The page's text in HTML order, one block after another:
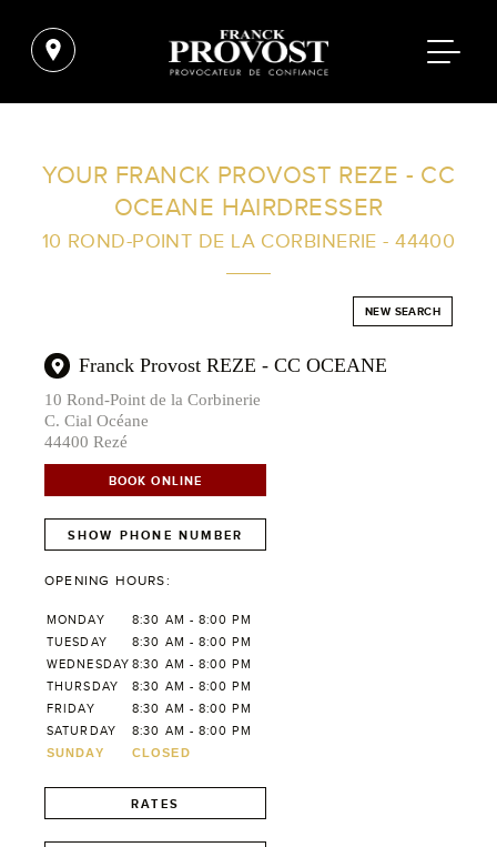
FILTER
YOUR FRANCK PROVOST REZE - CC
OCEANE HAIRDRESSER
10 ROND-POINT DE LA CORBINERIE - 44400
NEW SEARCH
Franck Provost REZE - CC OCEANE
10 Rond-Point de la Corbinerie
C. Cial Océane
44400 Rezé
BOOK ONLINE
SHOW PHONE NUMBER
OPENING HOURS:
MONDAY
8:30 AM - 8:00 PM
TUESDAY
8:30 AM - 8:00 PM
WEDNESDAY 8:30 AM - 8:00 PM
THURSDAY
8:30 AM - 8:00 PM
FRIDAY
8:30 AM - 8:00 PM
SATURDAY
8:30 AM - 8:00 PM
SUNDAY
CLOSED
RATES